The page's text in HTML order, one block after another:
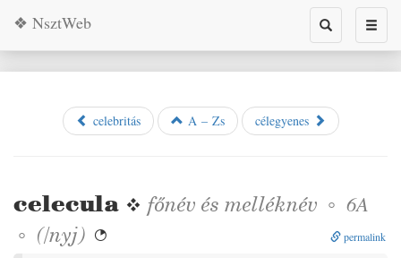
Toggle
search
❖ NsztWeb
celebritás A – Zs célegyenes
celecula ❖ főnév és melléknév ◦ 6A
◦ (/nyj)  permalink